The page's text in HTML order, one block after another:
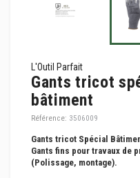
L'Outil Parfait
Gants tricot
bâtiment
Référence: 3506009
Gants tricot Spécial
Gants fins pour travaux de
(Polissage, montage).